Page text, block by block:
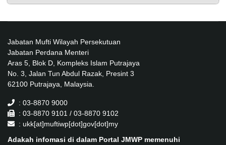
Jabatan Mufti Wilayah Persekutuan
Jabatan Perdana Menteri
Aras 5, Blok D, Kompleks Islam Putrajaya
No. 3, Jalan Tun Abdul Razak, Presint 3
62100 Putrajaya, Malaysia.
: 03-8870 9000
: 03-8870 9101 / 03-8870 9102
: ukk[at]muftiwp[dot]gov[dot]my
Adakah infomasi di dalam Portal JMWP memenuhi